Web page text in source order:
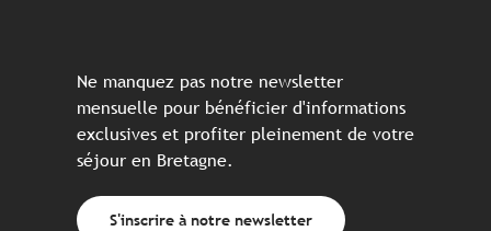
Ne manquez pas notre newsletter
mensuelle pour bénéficier d'informations
exclusives et profiter pleinement de votre
séjour en Bretagne.
S'inscrire à notre newsletter